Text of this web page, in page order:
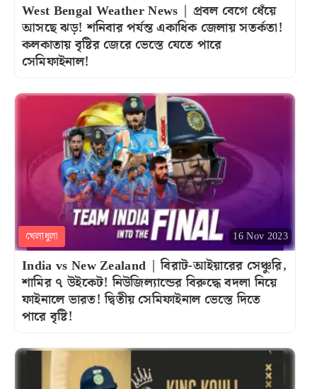
West Bengal Weather News | প্রবল বেগে ধেঁয়ে
আসছে ঝড়! শনিবার পর্যন্ত একাধিক জেলায় সতর্কতা!
কলকাতায় বৃষ্টির জেরে ভেস্তে যেতে পারে
সেমিফাইনাল!
খেলাধুলা 16 Nov 2023
India vs New Zealand | বিরাট-আইয়ারের সেঞ্চুরি,
শামির ৭ উইকেট! নিউজিল্যান্ডের বিরুদ্ধে বদলা নিয়ে
ফাইনালে ভারত! দ্বিতীয় সেমিফাইনাল ভেস্তে দিতে
পারে বৃষ্টি!